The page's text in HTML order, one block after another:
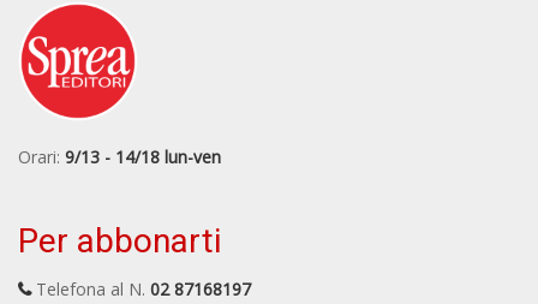
Orari: 9/13 - 14/18 lun-ven
Per abbonarti
Telefona al N. 02 87168197